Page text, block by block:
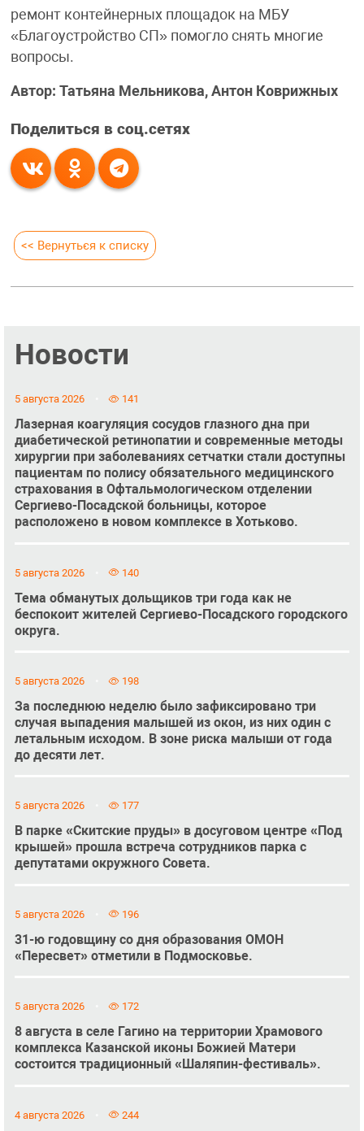
ремонт контейнерных площадок на МБУ
«Благоустройство СП» помогло снять многие
вопросы.
Автор: Татьяна Мельникова, Антон Коврижных
Поделиться в соц.сетях
<< Вернуться к списку
Новости
5 августа 2026 141
Лазерная коагуляция сосудов глазного дна при
диабетической ретинопатии и современные методы
хирургии при заболеваниях сетчатки стали доступны
пациентам по полису обязательного медицинского
страхования в Офтальмологическом отделении
Сергиево-Посадской больницы, которое
расположено в новом комплексе в Хотьково.
5 августа 2026 140
Тема обманутых дольщиков три года как не
беспокоит жителей Сергиево-Посадского городского
округа.
5 августа 2026 198
За последнюю неделю было зафиксировано три
случая выпадения малышей из окон, из них один с
летальным исходом. В зоне риска малыши от года
до десяти лет.
5 августа 2026 177
В парке «Скитские пруды» в досуговом центре «Под
крышей» прошла встреча сотрудников парка с
депутатами окружного Совета.
5 августа 2026 196
31-ю годовщину со дня образования ОМОН
«Пересвет» отметили в Подмосковье.
5 августа 2026 172
8 августа в селе Гагино на территории Храмового
комплекса Казанской иконы Божией Матери
состоится традиционный «Шаляпин-фестиваль».
4 августа 2026 244